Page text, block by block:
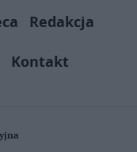
Redakcja
Kontakt